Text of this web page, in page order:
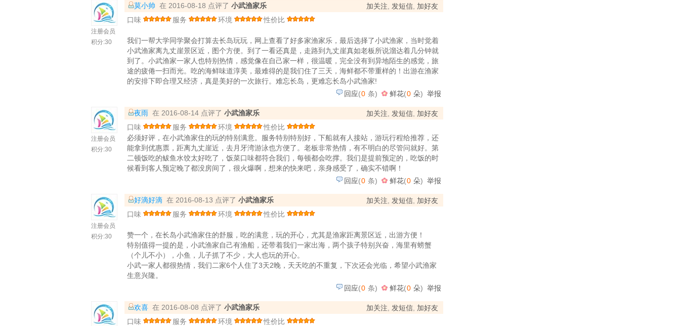
注册会员
积分:30
加关注 发短信 加好友
莫小帅 在 2016-08-18 点评了 小武渔家乐
口味
服务 环境 性价比
我们一帮大学同学聚会打算去长岛玩玩，网上查看了好多家渔家乐，最后选择了小武渔家，当时觉着
小武渔家离九丈崖景区近，图个方便。到了一看还真是，走路到九丈崖真如老板所说溜达着几分钟就
到了。小武渔家一家人也特别热情，感觉像在自己家一样，很温暖，完全没有到异地陌生的感觉，旅
途的疲倦一扫而光。吃的海鲜味道淳美，最难得的是我们住了三天，海鲜都不带重样的！出游在渔家
的安排下即合理又经济，真是美好的一次旅行。难忘长岛，更难忘长岛小武渔家!
回应(0 条) 鲜花(0 朵) 举报
注册会员
积分:30
加关注 发短信 加好友
夜雨 在 2016-08-14 点评了 小武渔家乐
口味
服务 环境
性价比
必须好评，在小武渔家住的玩的特别满意。服务特别特别好，下船就有人接站，游玩行程给推荐，还
能拿到优惠票，距离九丈崖近，去月牙湾游泳也方便了。老板非常热情，有不明白的尽管问就好。第
二顿饭吃的鲅鱼水饺太好吃了，饭菜口味都符合我们，每顿都会吃撑。我们是提前预定的，吃饭的时
候看到客人预定晚了都没房间了，很火爆啊，想来的快来吧，亲身感受了，确实不错啊！
回应(0 条) 鲜花(0 朵) 举报
注册会员
积分:30
加关注 发短信 加好友
好滴好滴 在 2016-08-13 点评了 小武渔家乐
口味
服务 环境 性价比
赞一个，在长岛小武渔家住的舒服，吃的满意，玩的开心，尤其是渔家距离景区近，出游方便！
特别值得一提的是，小武渔家自己有渔船，还带着我们一家出海，两个孩子特别兴奋，海里有螃蟹
（个儿不小），小鱼，儿子抓了不少，大人也玩的开心。
小武一家人都很热情，我们二家6个人住了3天2晚，天天吃的不重复，下次还会光临，希望小武渔家
生意兴隆。
回应(0 条) 鲜花(0 朵) 举报
加关注 发短信 加好友
欢喜 在 2016-08-08 点评了 小武渔家乐
口味
服务 环境 性价比